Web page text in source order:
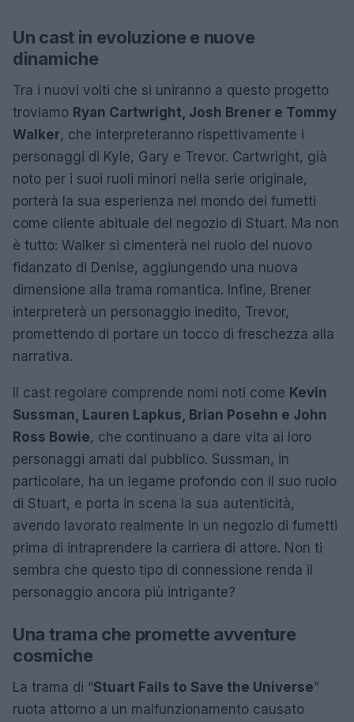
Un cast in evoluzione e nuove
dinamiche
Tra i nuovi volti che si uniranno a questo progetto
troviamo Ryan Cartwright, Josh Brener e Tommy
Walker, che interpreteranno rispettivamente i
personaggi di Kyle, Gary e Trevor. Cartwright, già
noto per i suoi ruoli minori nella serie originale,
porterà la sua esperienza nel mondo dei fumetti
come cliente abituale del negozio di Stuart. Ma non
è tutto: Walker si cimenterà nel ruolo del nuovo
fidanzato di Denise, aggiungendo una nuova
dimensione alla trama romantica. Infine, Brener
interpreterà un personaggio inedito, Trevor,
promettendo di portare un tocco di freschezza alla
narrativa.
Il cast regolare comprende nomi noti come Kevin
Sussman, Lauren Lapkus, Brian Posehn e John
Ross Bowie, che continuano a dare vita ai loro
personaggi amati dal pubblico. Sussman, in
particolare, ha un legame profondo con il suo ruolo
di Stuart, e porta in scena la sua autenticità,
avendo lavorato realmente in un negozio di fumetti
prima di intraprendere la carriera di attore. Non ti
sembra che questo tipo di connessione renda il
personaggio ancora più intrigante?
Una trama che promette avventure
cosmiche
La trama di “Stuart Fails to Save the Universe”
ruota attorno a un malfunzionamento causato